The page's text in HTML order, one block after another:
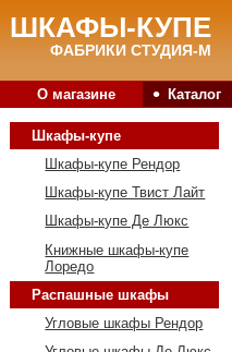
ШКАФЫ-КУПЕ
ФАБРИКИ СТУДИЯ-М
О магазине • Каталог
Шкафы-купе
Шкафы-купе Рендор
Шкафы-купе Твист Лайт
Шкафы-купе Де Люкс
Книжные шкафы-купе
Лоредо
Распашные шкафы
Угловые шкафы Рендор